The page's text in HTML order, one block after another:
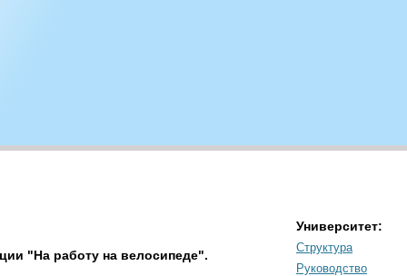
"На работу на велосипеде".
Университет:
Структура
Руководство